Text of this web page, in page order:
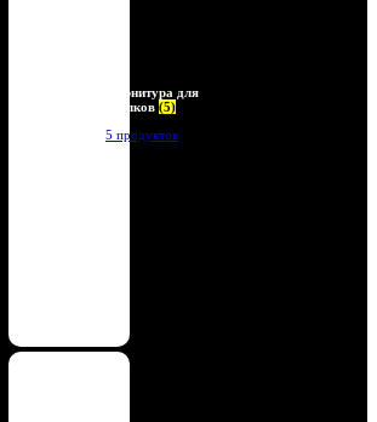
Фурнитура для
брелков (5)
5 продуктов